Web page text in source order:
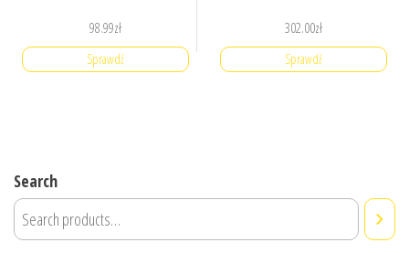
98.99zł
Sprawdź
302.00zł
Sprawdź
Search